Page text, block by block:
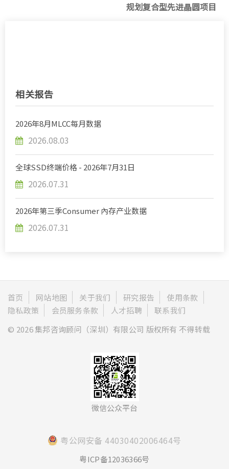
规划复合型先进晶圆项目
相关报告
2026年8月MLCC每月数据
2026.08.03
全球SSD终端价格 - 2026年7月31日
2026.07.31
2026年第三季Consumer 內存产业数据
2026.07.31
首页 网站地图 关于我们 研究报告
使用条款
隐私政策
会员服务条款 人才招聘
联系我们
© 2026 集邦咨询顾问（深圳）有限公司 版权所有 不得转载
微信公众平台
粤公网安备 44030402006464号
粤ICP备12036366号